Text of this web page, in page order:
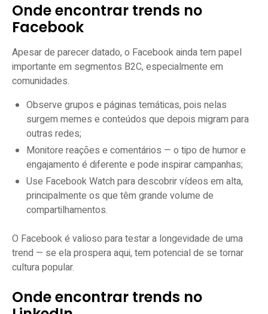
Onde encontrar trends no
Facebook
Apesar de parecer datado, o Facebook ainda tem papel
importante em segmentos B2C, especialmente em
comunidades.
Observe grupos e páginas temáticas, pois nelas
surgem memes e conteúdos que depois migram para
outras redes;
Monitore reações e comentários — o tipo de humor e
engajamento é diferente e pode inspirar campanhas;
Use Facebook Watch para descobrir vídeos em alta,
principalmente os que têm grande volume de
compartilhamentos.
O Facebook é valioso para testar a longevidade de uma
trend — se ela prospera aqui, tem potencial de se tornar
cultura popular.
Onde encontrar trends no